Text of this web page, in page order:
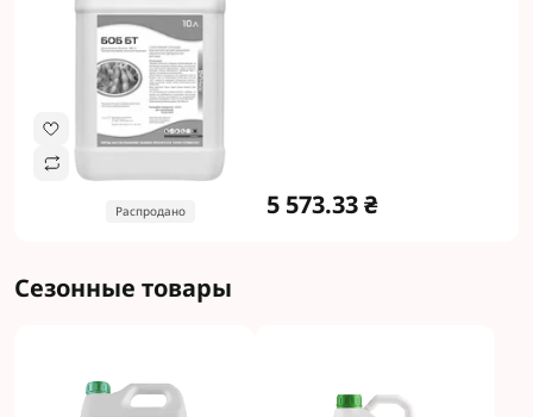
Распродано 5 573.33 ₴
Сезонные товары